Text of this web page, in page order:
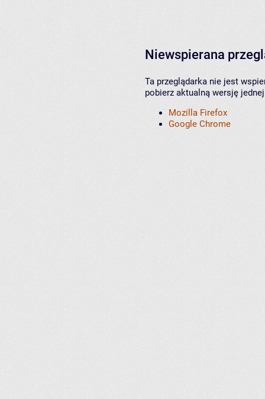
Niewspierana
Ta przeglądarka nie jest
pobierz aktualną wersję
Mozilla Firefox
Google Chrome